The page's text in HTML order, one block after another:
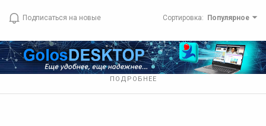
Подписаться на новые Сортировка: Популярное
ПОДРОБНЕЕ